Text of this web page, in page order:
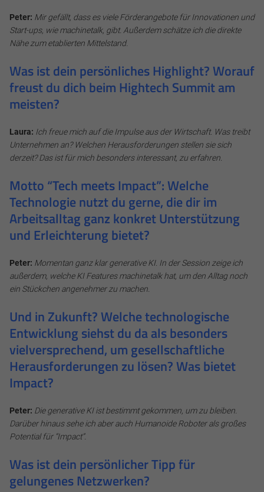
Peter: Mir gefällt, dass es viele Förderangebote für Innovationen und
Start-ups, wie machinetalk, gibt. Außerdem schätze ich die direkte
Nähe zum etablierten Mittelstand.
Was ist dein persönliches Highlight? Worauf
freust du dich beim Hightech Summit am
meisten?
Laura: Ich freue mich auf die Impulse aus der Wirtschaft. Was treibt
Unternehmen an? Welchen Herausforderungen stellen sie sich
derzeit? Das ist für mich besonders interessant, zu erfahren.
Motto “Tech meets Impact”: Welche
Technologie nutzt du gerne, die dir im
Arbeitsalltag ganz konkret Unterstützung
und Erleichterung bietet?
Peter: Momentan ganz klar generative KI. In der Session zeige ich
außerdem, welche KI Features machinetalk hat, um den Alltag noch
ein Stückchen angenehmer zu machen.
Und in Zukunft? Welche technologische
Entwicklung siehst du da als besonders
vielversprechend, um gesellschaftliche
Herausforderungen zu lösen? Was bietet
Impact?
Peter: Die generative KI ist bestimmt gekommen, um zu bleiben.
Darüber hinaus sehe ich aber auch Humanoide Roboter als großes
Potential für “Impact”.
Was ist dein persönlicher Tipp für
gelungenes Netzwerken?
Cookie Informationen anzeigen
Alle akzeptieren
Ablehnen
Datenschutz